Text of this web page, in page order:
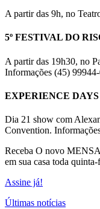
A partir das 9h, no
5º FESTIVAL DO
A partir das 19h30, no
Informações (45)
EXPERIENCE DAYS
Dia 21 show com
Convention.
Receba O novo
em sua casa toda quinta-
Assine já!
Últimas notícias